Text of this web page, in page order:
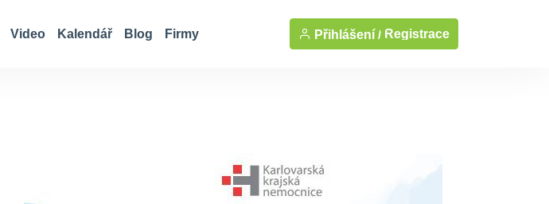
Video Kalendář Blog Firmy Přihlášení / Registrace